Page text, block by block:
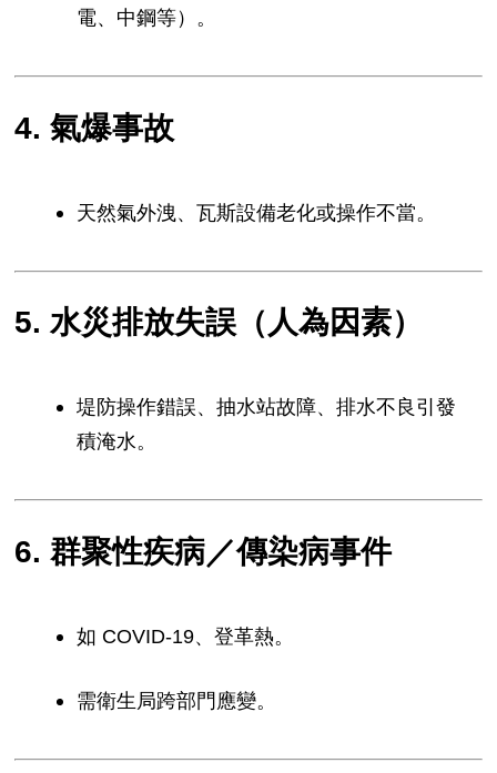
電、中鋼等）。
4. 氣爆事故
天然氣外洩、瓦斯設備老化或操作不當。
5. 水災排放失誤（人為因素）
堤防操作錯誤、抽水站故障、排水不良引發
積淹水。
6. 群聚性疾病／傳染病事件
如 COVID-19、登革熱。
需衛生局跨部門應變。